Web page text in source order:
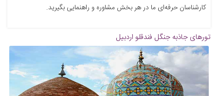
کارشناسان حرفه‌ای ما در هر بخش مشاوره و راهنمایی بگیرید.
تورهای جاذبه جنگل فندقلو اردبیل